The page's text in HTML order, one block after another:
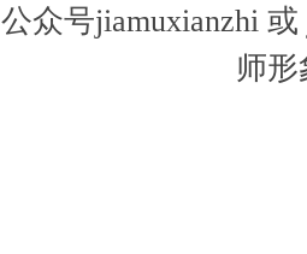
公众号jiamuxianzhi
师